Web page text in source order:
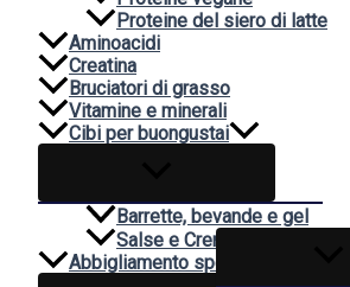
Proteine del siero di latte
Aminoacidi
Creatina
Bruciatori di grasso
Vitamine e minerali
Cibi per buongustai
Barrette, bevande e gel
Salse e Creme
Abbigliamento sportivo